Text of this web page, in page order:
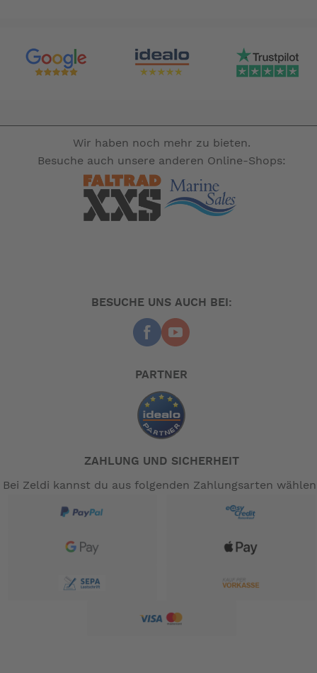
Wir haben noch mehr zu bieten.
Besuche auch unsere anderen Online-Shops:
BESUCHE UNS AUCH BEI:
PARTNER
ZAHLUNG UND SICHERHEIT
Bei Zeldi kannst du aus folgenden Zahlungsarten